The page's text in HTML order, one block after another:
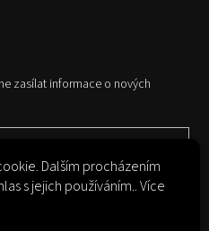
Dalším procházením
s jejich používáním.. Více
zasílat informace o nových
ochrany osobních údajů